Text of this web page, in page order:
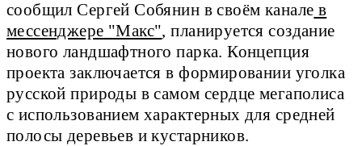
сообщил Сергей Собянин в своём канале в
мессенджере "Макс", планируется создание
нового ландшафтного парка. Концепция
проекта заключается в формировании уголка
русской природы в самом сердце мегаполиса
с использованием характерных для средней
полосы деревьев и кустарников.